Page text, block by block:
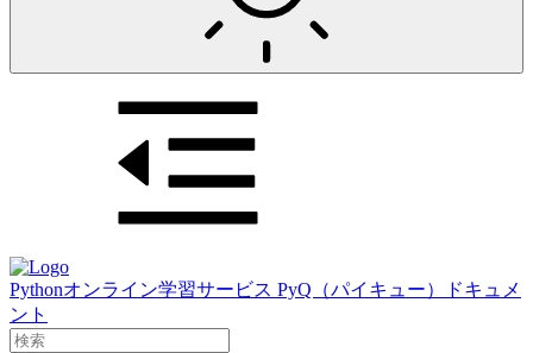
Pythonオンライン学習サービス PyQ（パイキュー）ドキュメ
ント